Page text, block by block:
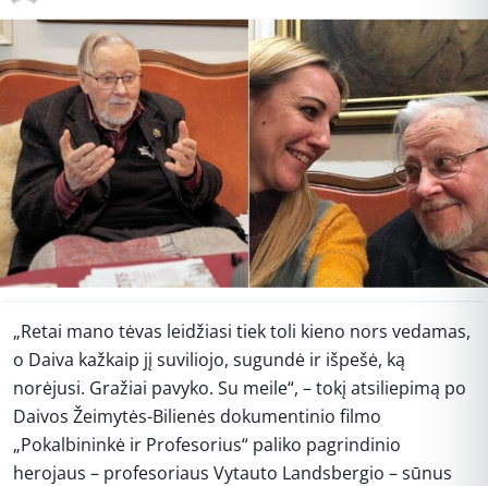
„Retai mano tėvas leidžiasi tiek toli kieno nors vedamas,
o Daiva kažkaip jį suviliojo, sugundė ir išpešė, ką
norėjusi. Gražiai pavyko. Su meile“, – tokį atsiliepimą po
Daivos Žeimytės-Bilienės dokumentinio filmo
„Pokalbininkė ir Profesorius“ paliko pagrindinio
herojaus – profesoriaus Vytauto Landsbergio – sūnus